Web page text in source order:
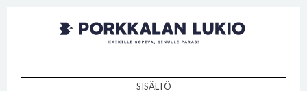
Porkkalan
Kaikille sopiva, sinulle paras!
SISÄLTÖ